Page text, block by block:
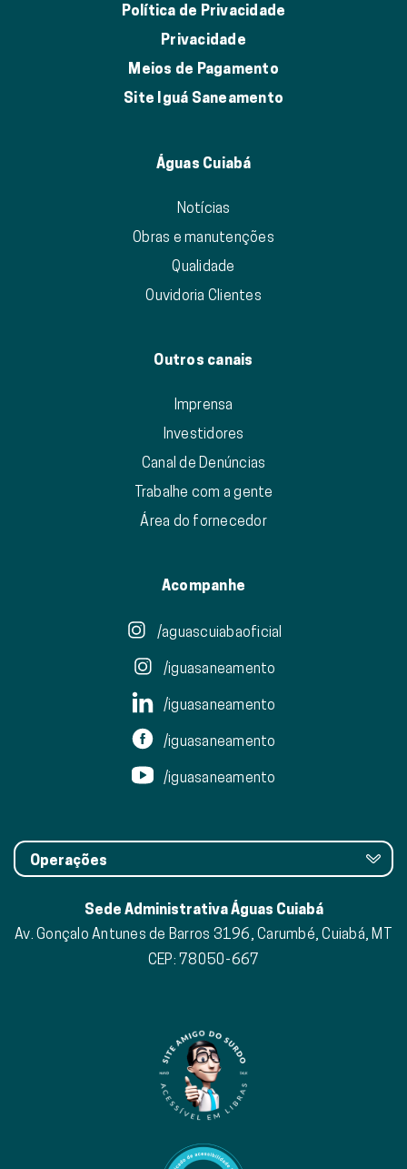
Política de Privacidade
Privacidade
Meios de Pagamento
Site Iguá Saneamento
Águas Cuiabá
Notícias
Obras e manutenções
Qualidade
Ouvidoria Clientes
Outros canais
Imprensa
Investidores
Canal de Denúncias
Trabalhe com a gente
Área do fornecedor
Acompanhe
/aguascuiabaoficial
/iguasaneamento
/iguasaneamento
/iguasaneamento
/iguasaneamento
Operações
Sede Administrativa Águas Cuiabá
Av. Gonçalo Antunes de Barros 3196, Carumbé, Cuiabá, MT
CEP: 78050-667